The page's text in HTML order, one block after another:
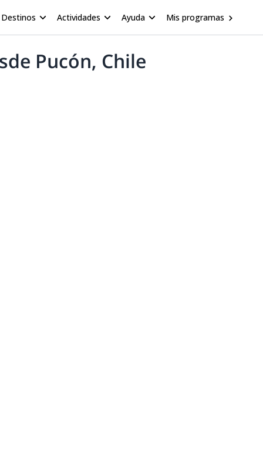
Destinos Actividades Ayuda Mis programas
Pucón, Chile